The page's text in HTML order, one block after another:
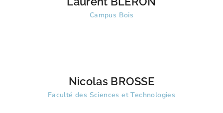
Campus Bois
Nicolas BROSSE
Faculté des Sciences et Technologies